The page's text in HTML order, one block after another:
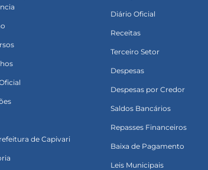
de Capivari
Diário Oficial
Receitas
Terceiro Setor
Despesas
Despesas por Credor
Saldos Bancários
Repasses Financeiros
Baixa de Pagamento
Leis Municipais